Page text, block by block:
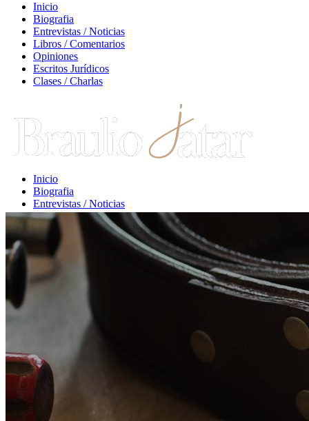
Inicio
Biografia
Entrevistas / Noticias
Libros / Comentarios
Opiniones
Escritos Jurídicos
Clases / Charlas
Inicio
Biografia
Entrevistas / Noticias
Libros / Comentarios
Opiniones
Escritos Jurídicos
Clases / Charlas